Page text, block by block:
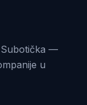
Subotička —
u